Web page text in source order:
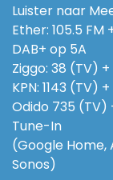
Luister naar
Ether: 105.5 FM
DAB+ op 5A
Ziggo: 38 (TV) +
KPN: 1143 (TV)
Odido 735 (TV)
Tune-In
(Google
Sonos)